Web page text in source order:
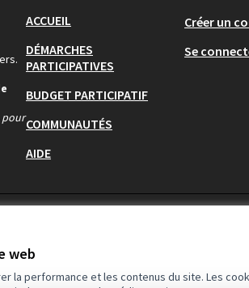
web
la performance et les contenus du site. Les
pour
ACCUEIL
DÉMARCHES
PARTICIPATIVES
BUDGET PARTICIPATIF
COMMUNAUTÉS
AIDE
Créer un
Se